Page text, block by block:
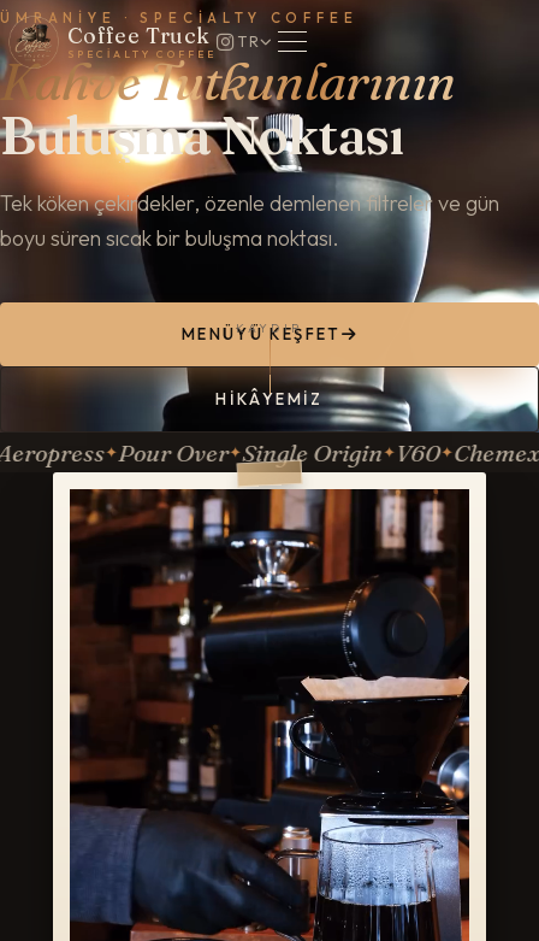
Coffee Truck
SPECIALTY COFFEE
TR
ÜMRANIYE · SPECIALTY COFFEE
Kahve Tutkunlarının
Buluşma Noktası
Tek köken çekirdekler, özenle demlenen filtreler ve gün
boyu süren sıcak bir buluşma noktası.
MENÜYÜ KEŞFET
HIKÂYEMIZ
KAYDIR
Pour Over Single Origin V60 Chemex